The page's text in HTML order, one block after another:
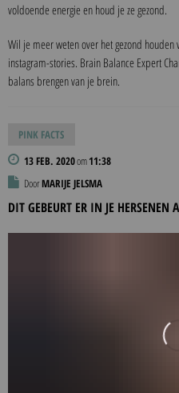
voldoende energie en houd je ze gezond.
Wil je meer weten over het gezond houden
instagram-stories. Brain Balance Expert
balans brengen van je brein.
PINK FACTS
13 FEB. 2020om11:38
DoorMARIJE JELSMA
DIT GEBEURT ER IN JE HERSENEN